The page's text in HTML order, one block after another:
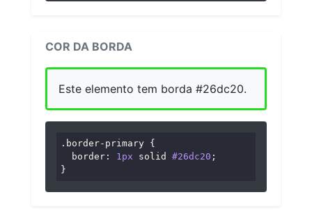
COR DA BORDA
Este elemento tem borda #26dc20.
.border-primary {
border : 1px solid #26dc20 ;
}